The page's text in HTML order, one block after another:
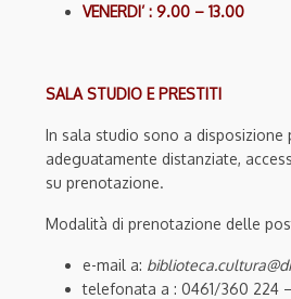
VENERDI’ : 9.00 – 13.00
SALA STUDIO E PRESTITI
In sala studio sono a disposizione
adeguatamente distanziate,
su prenotazione.
Modalità di prenotazione delle
e-mail a:
telefonata a : 0461/360 224